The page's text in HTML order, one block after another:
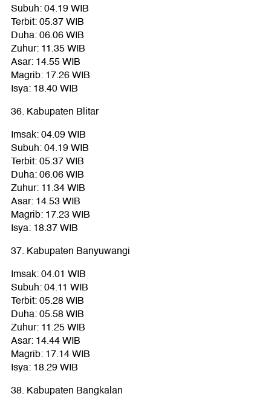
Subuh: 04.19 WIB
Terbit: 05.37 WIB
Duha: 06.06 WIB
Zuhur: 11.35 WIB
Asar: 14.55 WIB
Magrib: 17.26 WIB
Isya: 18.40 WIB
36. Kabupaten Blitar
Imsak: 04.09 WIB
Subuh: 04.19 WIB
Terbit: 05.37 WIB
Duha: 06.06 WIB
Zuhur: 11.34 WIB
Asar: 14.53 WIB
Magrib: 17.23 WIB
Isya: 18.37 WIB
37. Kabupaten Banyuwangi
Imsak: 04.01 WIB
Subuh: 04.11 WIB
Terbit: 05.28 WIB
Duha: 05.58 WIB
Zuhur: 11.25 WIB
Asar: 14.44 WIB
Magrib: 17.14 WIB
Isya: 18.29 WIB
38. Kabupaten Bangkalan